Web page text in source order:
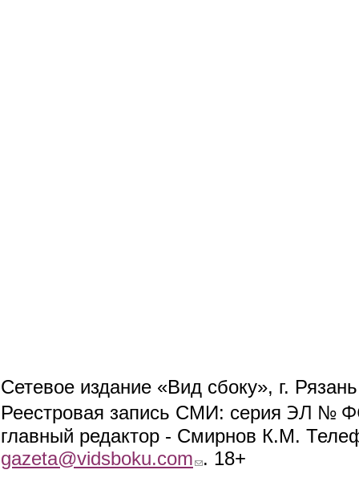
Сетевое издание «Вид сбоку», г.
Реестровая запись СМИ: серия ЭЛ №
главный редактор - Смирнов К.М.
gazeta@vidsboku.com (link sends e-mail)
. 18+